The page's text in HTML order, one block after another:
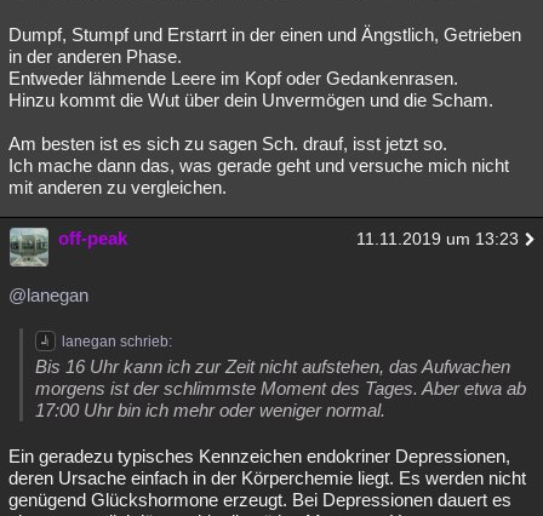
Dumpf, Stumpf und Erstarrt in der einen und Ängstlich, Getrieben
in der anderen Phase.
Entweder lähmende Leere im Kopf oder Gedankenrasen.
Hinzu kommt die Wut über dein Unvermögen und die Scham.
Am besten ist es sich zu sagen Sch. drauf, isst jetzt so.
Ich mache dann das, was gerade geht und versuche mich nicht
mit anderen zu vergleichen.
off-peak 11.11.2019 um 13:23
@lanegan
lanegan schrieb:
Bis 16 Uhr kann ich zur Zeit nicht aufstehen, das Aufwachen
morgens ist der schlimmste Moment des Tages. Aber etwa ab
17:00 Uhr bin ich mehr oder weniger normal.
Ein geradezu typisches Kennzeichen endokriner Depressionen,
deren Ursache einfach in der Körperchemie liegt. Es werden nicht
genügend Glückshormone erzeugt. Bei Depressionen dauert es